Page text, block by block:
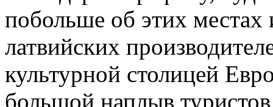
побольше об этих местах
латвийских
культурной столицей
большой наплыв